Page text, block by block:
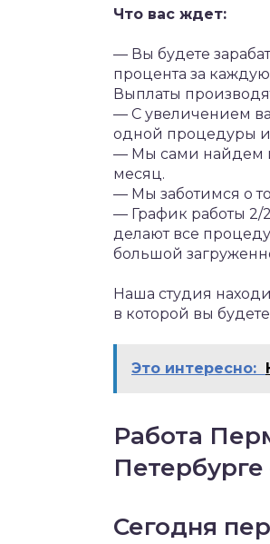
Что вас ждет:
— Вы будете
процента за
Выплаты
— С увеличением
одной процедуры и
— Мы сами найдем и
месяц.
— Мы заботимся о
— График работы 2/
делают все
большой
Наша студия
в которой вы
Это интересно:
Работа
Сегодня